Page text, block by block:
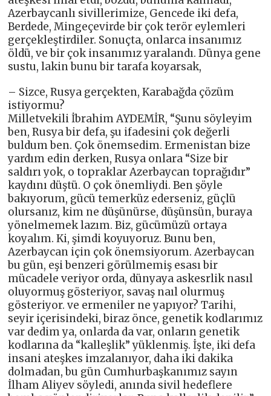
Azerbaycanlı sivillerimize, Gencede iki defa,
Berdede, Mingeçevirde bir çok terör eylemleri
gerçekleştirdiler. Sonuçta, onlarca insanımız
öldü, ve bir çok insanımız yaralandı. Dünya gene
sustu, lakin bunu bir tarafa koyarsak,
– Sizce, Rusya gerçekten, Karabağda çözüm
istiyormu?
Milletvekili İbrahim AYDEMİR, “Şunu söyleyim
ben, Rusya bir defa, şu ifadesini çok değerli
buldum ben. Çok önemsedim. Ermenistan bize
yardım edin derken, Rusya onlara “Size bir
saldırı yok, o topraklar Azerbaycan toprağıdır”
kaydını düştü. O çok önemliydi. Ben şöyle
bakıyorum, gücü temerküz ederseniz, güçlü
olursanız, kim ne düşünürse, düşünsün, buraya
yönelmemek lazım. Biz, gücümüzü ortaya
koyalım. Ki, şimdi koyuyoruz. Bunu ben,
Azerbaycan için çok önemsiyorum. Azerbaycan
bu gün, eşi benzeri görülmemiş esası bir
mücadele veriyor orda, dünyaya askesrlik nasıl
oluyormuş gösteriyor, savaş naıl olurmuş
gösteriyor. ve ermeniler ne yapıyor? Tarihi,
seyir içerisindeki, biraz önce, genetik kodlarımız
var dedim ya, onlarda da var, onların genetik
kodlarına da “kalleşlik” yüklenmiş. İşte, iki defa
insani ateşkes imzalanıyor, daha iki dakika
dolmadan, bu gün Cumhurbaşkanımız sayın
İlham Aliyev söyledi, anında sivil hedeflere